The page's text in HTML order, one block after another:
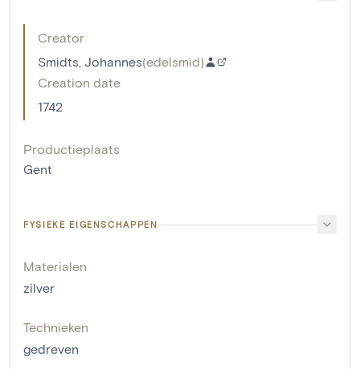
Creator
Smidts, Johannes(edelsmid)
Creation date
1742
Productieplaats
Gent
FYSIEKE EIGENSCHAPPEN
Materialen
zilver
Technieken
gedreven